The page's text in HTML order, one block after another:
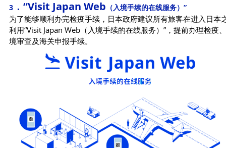
3 ． “Visit Japan Web （入境手续的在线服务）”
为了能够顺利办完检疫手续，日本政府建议所有旅客在进入日本
利用“Visit Japan Web（入境手续的在线服务）”，提前办理检疫
境审查及海关申报手续。